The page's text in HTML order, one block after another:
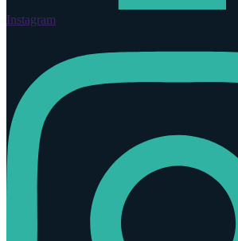
Instagram